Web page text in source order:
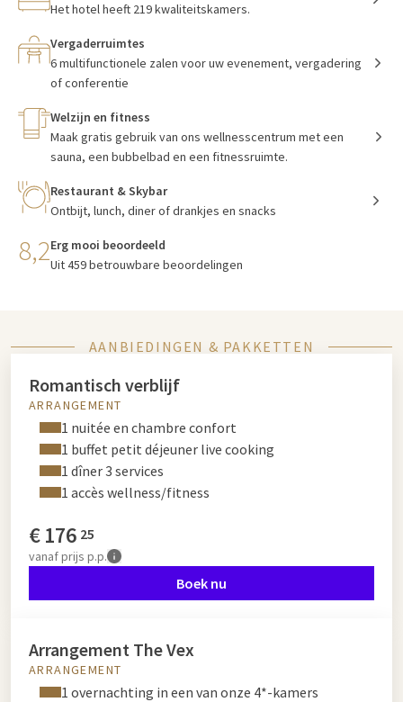
Het hotel heeft 219 kwaliteitskamers.
Vergaderruimtes
6 multifunctionele zalen voor uw evenement, vergadering
of conferentie
Welzijn en fitness
Maak gratis gebruik van ons wellnesscentrum met een
sauna, een bubbelbad en een fitnessruimte.
Restaurant & Skybar
Ontbijt, lunch, diner of drankjes en snacks
8,2Erg mooi beoordeeld
Uit 459 betrouwbare beoordelingen
AANBIEDINGEN & PAKKETTEN
Romantisch verblijf
ARRANGEMENT
1 nuitée en chambre confort
1 buffet petit déjeuner live cooking
1 dîner 3 services
1 accès wellness/fitness
€176 25
vanafprijs p.p.
Boek nu
Arrangement The Vex
ARRANGEMENT
1 overnachting in een van onze 4*-kamers